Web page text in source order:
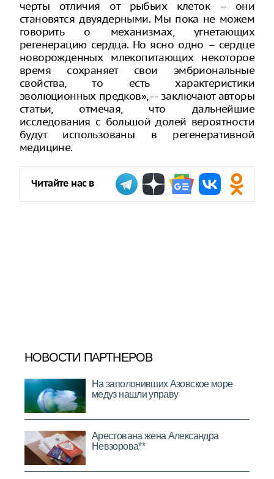
черты отличия от рыбьих клеток – они
становятся двуядерными. Мы пока не можем
говорить о механизмах, угнетающих
регенерацию сердца. Но ясно одно – сердце
новорожденных млекопитающих некоторое
время сохраняет свои эмбриональные
свойства, то есть характеристики
эволюционных предков», -- заключают авторы
статьи, отмечая, что дальнейшие
исследования с большой долей вероятности
будут использованы в регенеративной
медицине.
Читайте нас в